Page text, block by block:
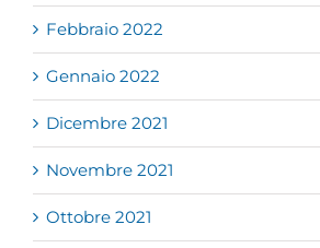
Febbraio 2022
Gennaio 2022
Dicembre 2021
Novembre 2021
Ottobre 2021